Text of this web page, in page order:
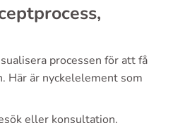
processen för att få
Här är nyckelelement som
eller konsultation.